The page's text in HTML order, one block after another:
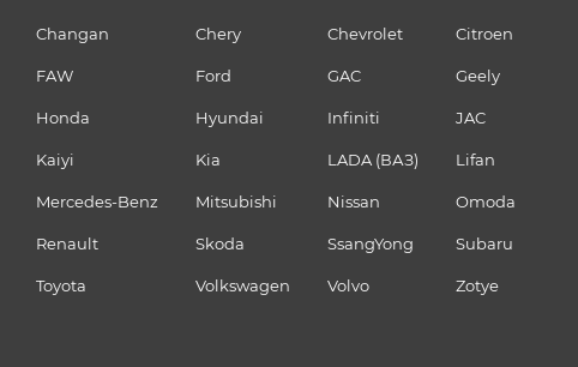
Changan Chery Chevrolet Citroen
FAW Ford GAC Geely
Honda Hyundai Infiniti JAC
Kaiyi Kia LADA (ВАЗ) Lifan
Mercedes-Benz Mitsubishi Nissan Omoda
Renault Skoda SsangYong Subaru
Toyota Volkswagen Volvo Zotye